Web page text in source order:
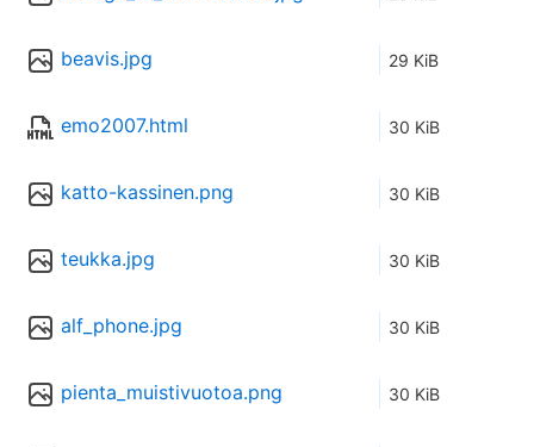
beavis.jpg 29 KiB
emo2007.html 30 KiB
katto-kassinen.png 30 KiB
teukka.jpg 30 KiB
alf_phone.jpg 30 KiB
pienta_muistivuotoa.png 30 KiB